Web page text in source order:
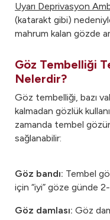
Uyarı Deprivasyon
(katarakt gibi)
mahrum kalan gözde
Göz Tembelliği
Nelerdir?
Göz tembelliği, bazı
kalmadan gözlük
zamanda tembel
sağlanabilir:
Göz bandı: Tembel
için “iyi” göze günde 2-
Göz damlası: Göz